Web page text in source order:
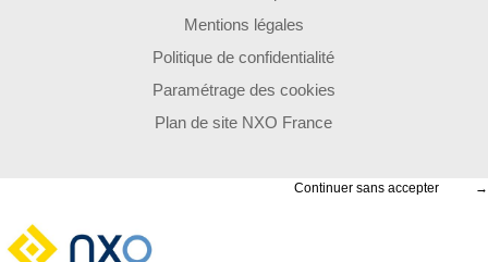
Mentions légales
Politique de confidentialité
Paramétrage des cookies
Plan de site NXO France
Continuer sans accepter →